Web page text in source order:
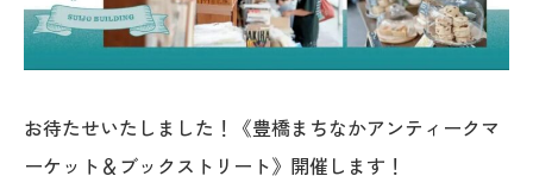
お待たせいたしました！《豊橋まちなかアンティークマ
ーケット＆ブックストリート》開催します！